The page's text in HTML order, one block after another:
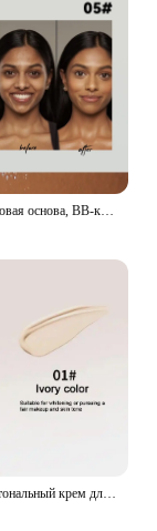
Консилер, матовая основа, BB-крем, контроль жирности, праймер для предварительного макияжа, натуральная водостойкая и долговечная основа для макияжа, основа для макияжа
Водостойкий тональный крем для лица, 30 г